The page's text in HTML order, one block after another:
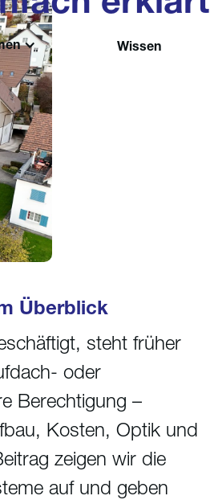
Wissen
Überblick
steht früher
oder
Berechtigung –
Kosten, Optik und
zeigen wir die
auf und geben